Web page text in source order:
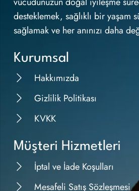
desteklemek, sağlıklı bir yaşam
sağlamak ve her anınızı daha
Kurumsal
Hakkımızda
Gizlilik Politikası
KVKK
Müşteri Hizmetleri
İptal ve İade Koşulları
Mesafeli Satış Sözleşmesi